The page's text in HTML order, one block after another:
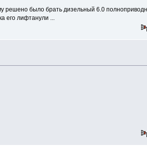
решено было брать дизельный 6.0
его лифтанули ...